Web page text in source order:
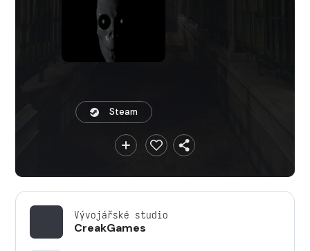
Steam
Vývojářské studio
CreakGames